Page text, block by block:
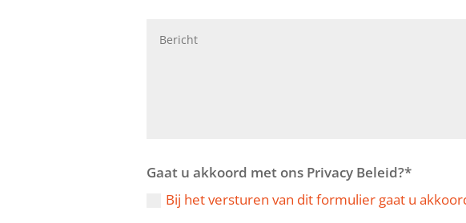
Gaat u akkoord met ons Privacy Beleid?*
Bij het versturen van dit formulier gaat u